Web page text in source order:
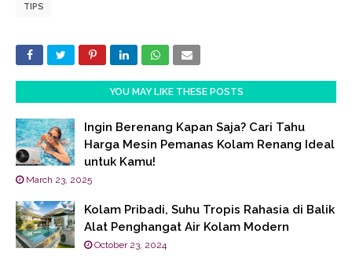
TIPS
YOU MAY LIKE THESE POSTS
Ingin Berenang Kapan Saja? Cari Tahu
Harga Mesin Pemanas Kolam Renang Ideal
untuk Kamu!
March 23, 2025
Kolam Pribadi, Suhu Tropis Rahasia di Balik
Alat Penghangat Air Kolam Modern
October 23, 2024